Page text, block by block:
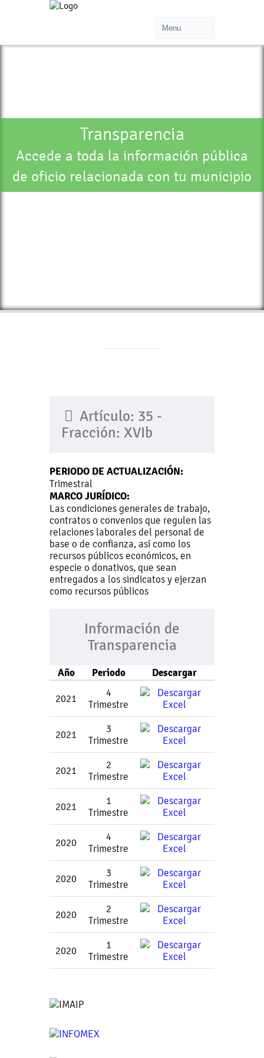
Transparencia
Accede a toda la información pública
de oficio relacionada con tu municipio
Artículo: 35 -
Fracción: XVIb
PERIODO DE ACTUALIZACIÓN:
Trimestral
MARCO JURÍDICO:
Las condiciones generales de trabajo,
contratos o convenios que regulen las
relaciones laborales del personal de
base o de confianza, así como los
recursos públicos económicos, en
especie o donativos, que sean
entregados a los sindicatos y ejerzan
como recursos públicos
Información de
Transparencia
Año Periodo Descargar
2021
4
Trimestre
2021
3
Trimestre
2021
2
Trimestre
2021
1
Trimestre
2020
4
Trimestre
2020
3
Trimestre
2020
2
Trimestre
2020
1
Trimestre